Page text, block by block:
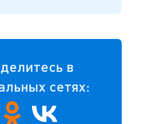
в
сетях: